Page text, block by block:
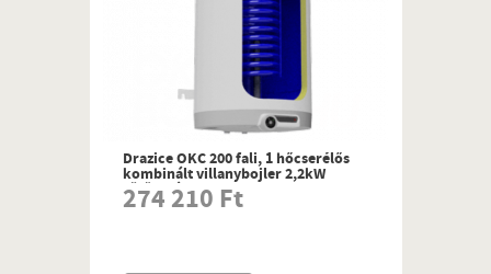
Drazice OKC 200 fali, 1 hőcserélős
kombinált villanybojler 2,2kW
fűtőbetéttel
274 210 Ft